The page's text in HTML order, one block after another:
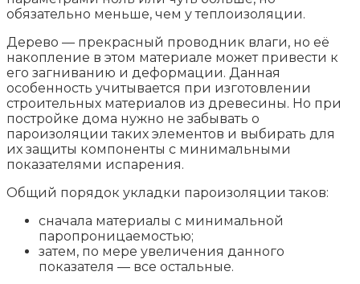
обязательно меньше, чем у теплоизоляции.
Дерево — прекрасный проводник влаги, но её
накопление в этом материале может привести к
его загниванию и деформации. Данная
особенность учитывается при изготовлении
строительных материалов из древесины. Но при
постройке дома нужно не забывать о
пароизоляции таких элементов и выбирать для
их защиты компоненты с минимальными
показателями испарения.
Общий порядок укладки пароизоляции таков:
сначала материалы с минимальной
паропроницаемостью;
затем, по мере увеличения данного
показателя — все остальные.